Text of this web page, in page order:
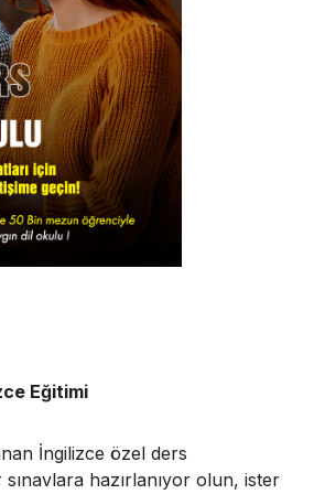
Eğitimi
İngilizce özel ders
hazırlanıyor olun, ister